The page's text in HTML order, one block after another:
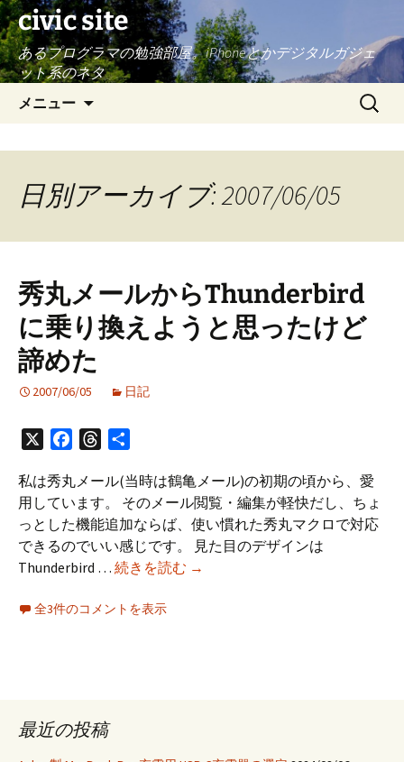
civic site
あるプログラマの勉強部屋。iPhoneとかデジタルガジェ
ット系のネタ
メニュー
へ
キ
プ
検
索:
日別アーカイブ: 2007/06/05
秀丸メールからThunderbird
に乗り換えようと思ったけど
諦めた
2007/06/05 日記
FacebookThreads
私は秀丸メール(当時は鶴亀メール)の初期の頃から、愛
用しています。 そのメール閲覧・編集が軽快だし、ちょ
っとした機能追加ならば、使い慣れた秀丸マクロで対応
できるのでいい感じです。 見た目のデザインは
Thunderbird … 続きを読む 秀
→
全3件のコメントを表示
最近の投稿